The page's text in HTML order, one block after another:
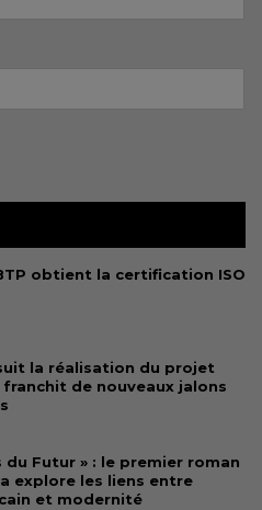
BTP obtient la certification ISO
la réalisation du projet
de nouveaux jalons
du Futur » : le premier roman
explore les liens entre
et modernité